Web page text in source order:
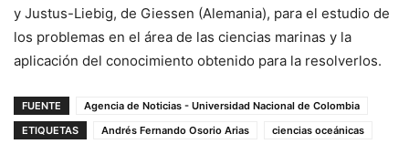
y Justus-Liebig, de Giessen (Alemania), para el estudio de
los problemas en el área de las ciencias marinas y la
aplicación del conocimiento obtenido para la resolverlos.
FUENTE
Agencia de Noticias - Universidad Nacional de Colombia
ETIQUETAS
Andrés Fernando Osorio Arias
ciencias oceánicas